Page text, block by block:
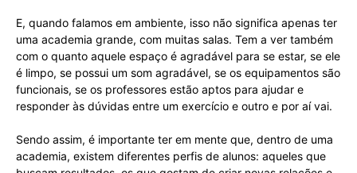
E, quando falamos em ambiente, isso não significa apenas ter
uma academia grande, com muitas salas. Tem a ver também
com o quanto aquele espaço é agradável para se estar, se ele
é limpo, se possui um som agradável, se os equipamentos são
funcionais, se os professores estão aptos para ajudar e
responder às dúvidas entre um exercício e outro e por aí vai.
Sendo assim, é importante ter em mente que, dentro de uma
academia, existem diferentes perfis de alunos: aqueles que